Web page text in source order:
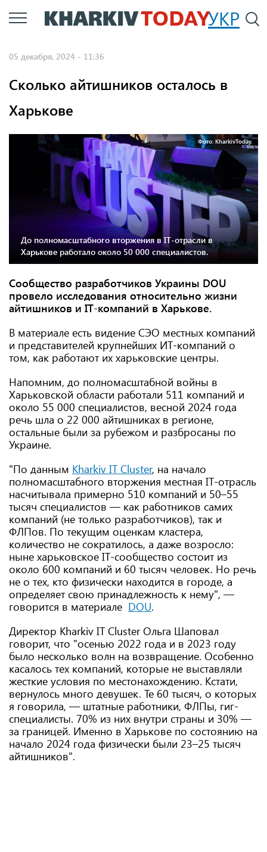
Перейти
к
УКР
05 декабря, 2024 - 11:36
Сколько айтишников осталось в
Харькове
Фото: KharkivToday.
До полномасштабного вторжения в IT-отрасли в
Харькове работало около 50 000 специалистов.
Сообщество разработчиков Украины DOU
провело исследования относительно жизни
айтишников и IT-компаний в Харькове.
В материале есть видение СЭО местных компаний
и представителей крупнейших ИТ-компаний о
том, как работают их харьковские центры.
Напомним, до полномасштабной войны в
Харьковской области работали 511 компаний и
около 55 000 специалистов, весной 2024 года
речь шла о 22 000 айтишниках в регионе,
остальные были за рубежом и разбросаны по
Украине.
"По данным Kharkiv IT Cluster, на начало
полномасштабного вторжения местная IT-отрасль
насчитывала примерно 510 компаний и 50–55
тысяч специалистов — как работников самих
компаний (не только разработчиков), так и
ФЛПов. По текущим оценкам кластера,
количество не сократилось, а даже возросло:
ныне харьковское IT-сообщество состоит из
около 600 компаний и 60 тысяч человек. Но речь
не о тех, кто физически находится в городе, а
определяет свою принадлежность к нему", —
говорится в материале DOU.
Директор Kharkiv IT Cluster Ольга Шаповал
говорит, что "осенью 2022 года и в 2023 году
было несколько волн на возвращение. Особенно
касалось тех компаний, которые не выставляли
жесткие условия по местонахождению. Кстати,
вернулось много девушек. Те 60 тысяч, о которых
я говорила, — штатные работники, ФЛПы, гиг-
специалисты. 70% из них внутри страны и 30% —
за границей. Именно в Харькове по состоянию на
начало 2024 года физически были 23–25 тысяч
айтишников".